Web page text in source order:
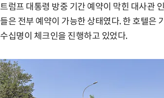
트럼프 대통령 방중 기간 예약이 막힌 대사관
들은 전부 예약이 가능한 상태였다. 한 호텔은
수십명이 체크인을 진행하고 있었다.